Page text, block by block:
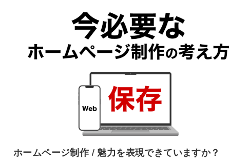
ホームページ制作 / 魅力を表現できていますか？